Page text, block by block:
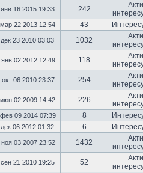
16 2015 19:33 242
22 2013 12:54 43
23 2010 03:03 1032
02 2012 12:49 118
06 2010 23:37 254
02 2009 14:42 226
09 2014 07:39 8
06 2012 01:32 6
03 2007 23:52 1432
сен 21 2010 19:25 52